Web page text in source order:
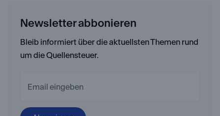
Newsletter abbonieren
Bleib informiert über die aktuellsten Themen rund
um die Quellensteuer.